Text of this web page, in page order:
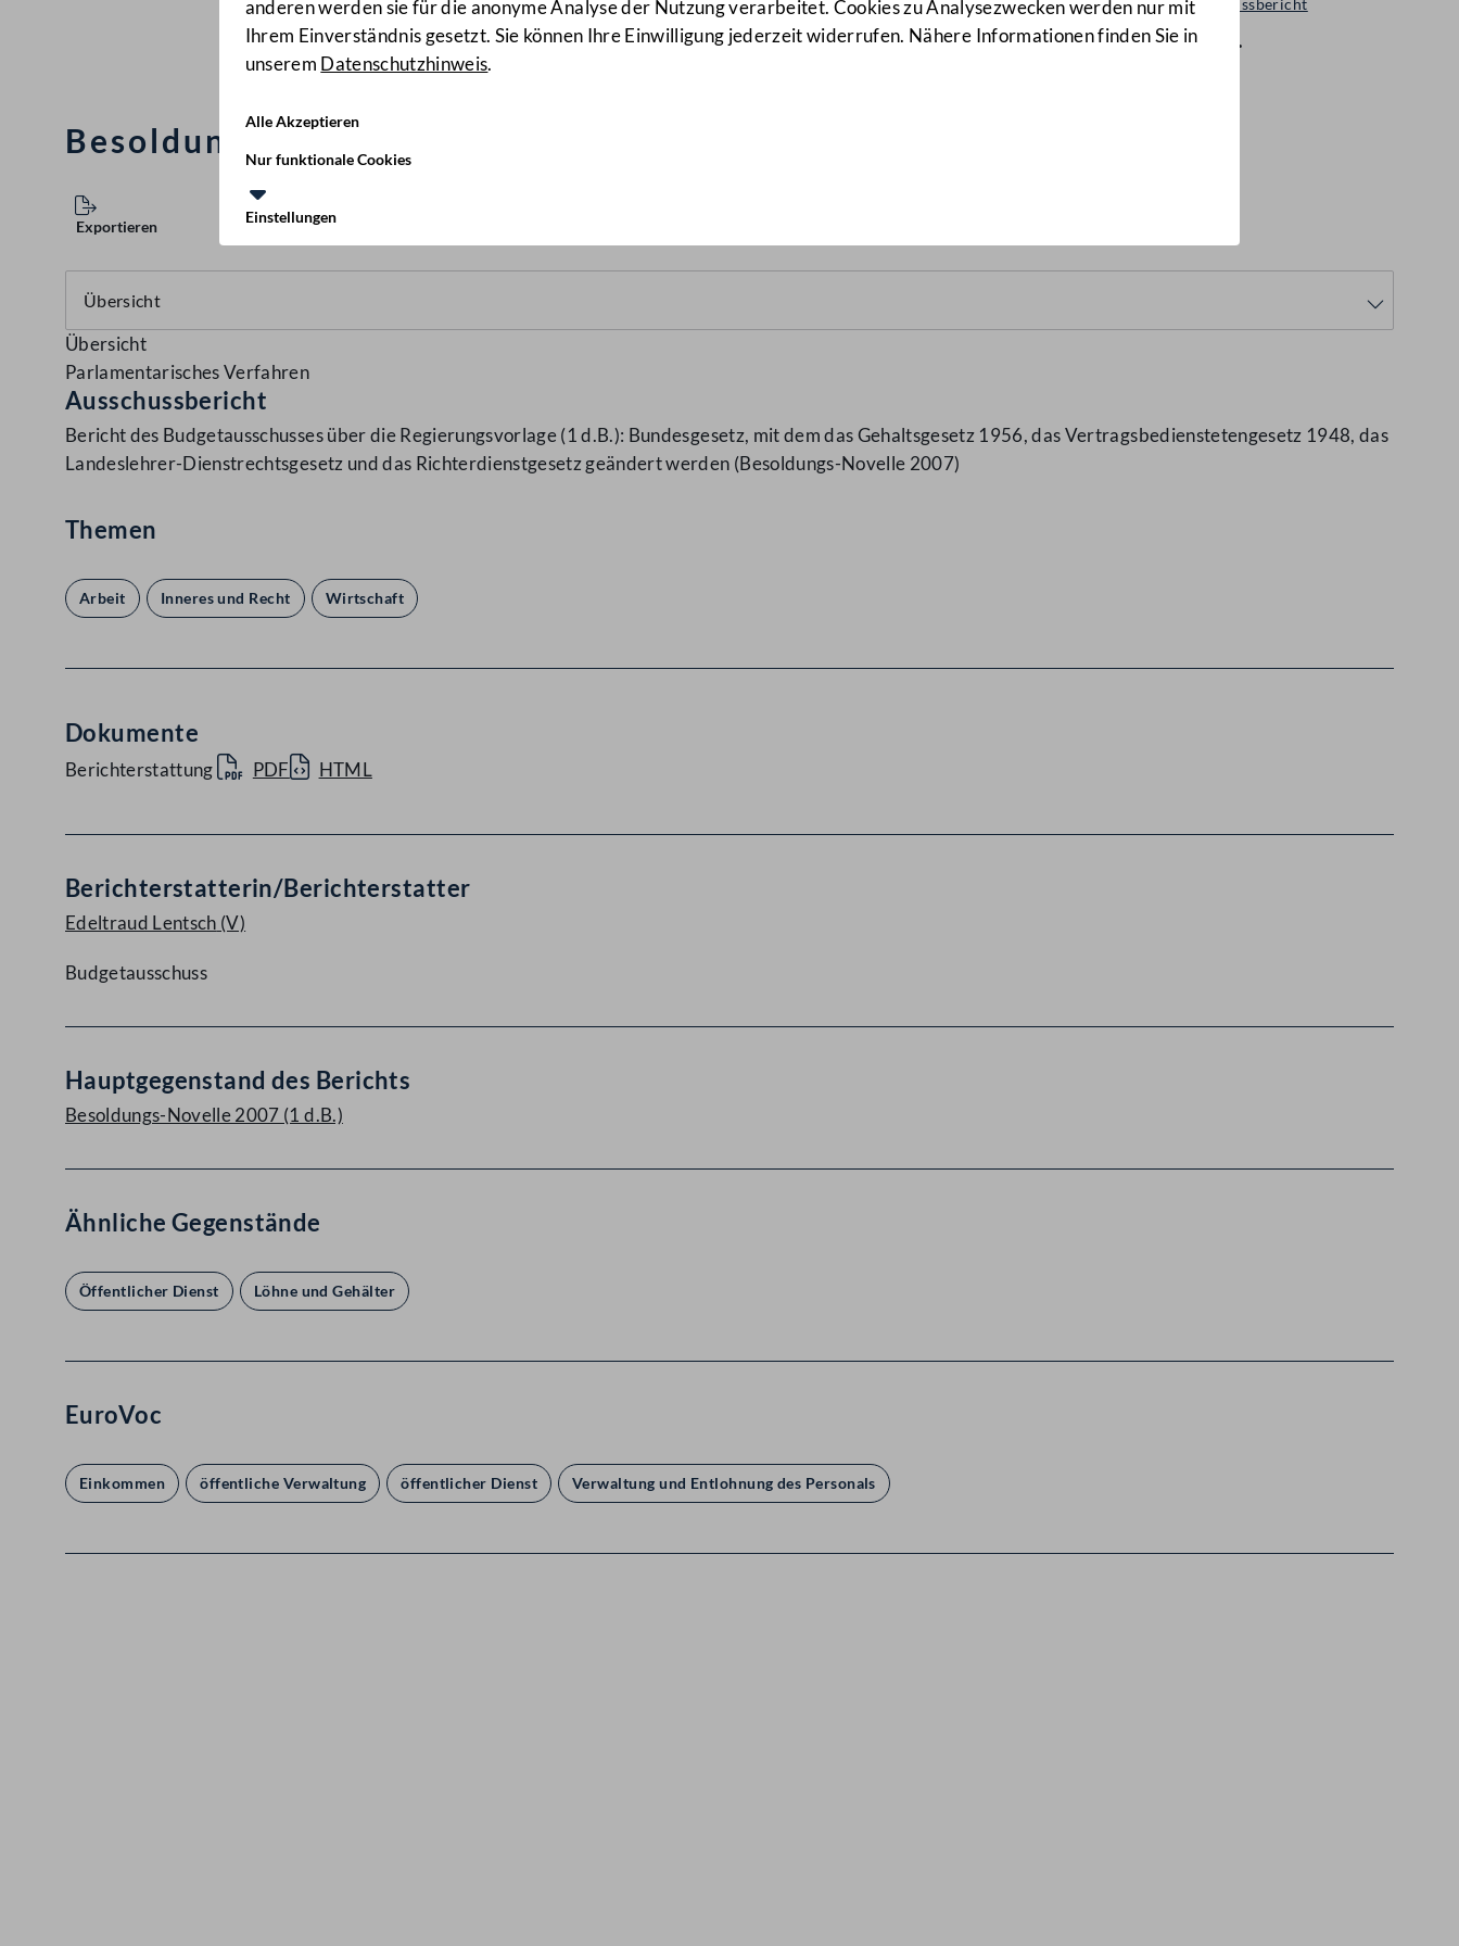
anderen werden sie für die anonyme Analyse der Nutzung verarbeitet. Cookies zu Analysezwecken werden nur mit
Ihrem Einverständnis gesetzt. Sie können Ihre Einwilligung jederzeit widerrufen. Nähere Informationen finden Sie in
unserem Datenschutzhinweis.
Alle Akzeptieren
Nur funktionale Cookies
Einstellungen
Ausschussbericht
4 d.B.
Besoldungs-Novelle 2007
Exportieren
Übersicht
Parlamentarisches Verfahren
Ausschussbericht
Bericht des Budgetausschusses über die Regierungsvorlage (1 d.B.): Bundesgesetz, mit dem das Gehaltsgesetz 1956, das Vertragsbedienstetengesetz 1948, das
Landeslehrer-Dienstrechtsgesetz und das Richterdienstgesetz geändert werden (Besoldungs-Novelle 2007)
Themen
Arbeit Inneres und Recht Wirtschaft
Dokumente
Berichterstattung PDF HTML
Berichterstatterin/Berichterstatter
Edeltraud Lentsch (V)
Budgetausschuss
Hauptgegenstand des Berichts
Besoldungs-Novelle 2007 (1 d.B.)
Ähnliche Gegenstände
Öffentlicher Dienst Löhne und Gehälter
EuroVoc
Einkommen öffentliche Verwaltung öffentlicher Dienst Verwaltung und Entlohnung des Personals